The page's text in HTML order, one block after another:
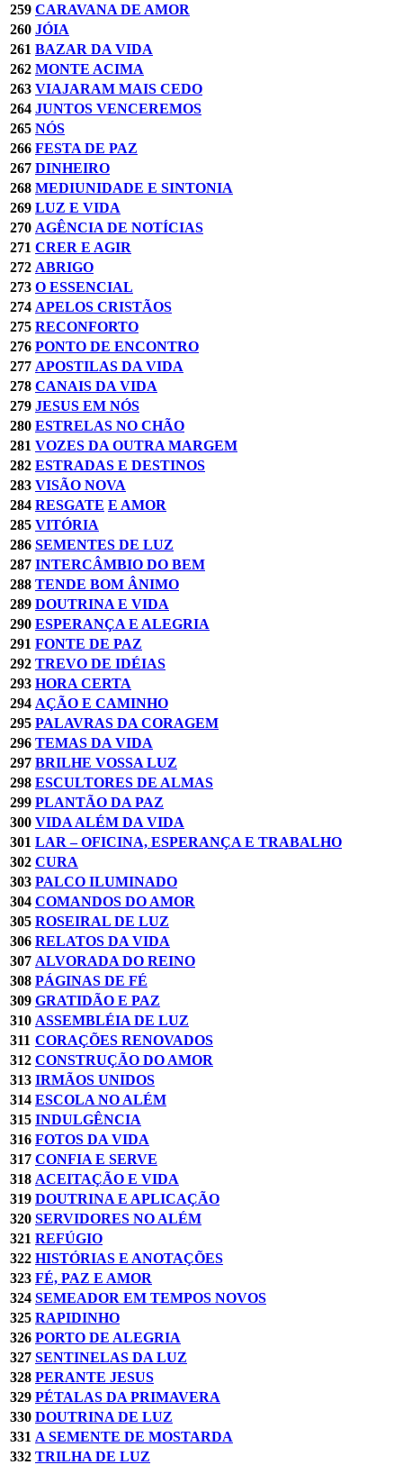
259 CARAVANA DE AMOR
260 JÓIA
261 BAZAR DA VIDA
262 MONTE ACIMA
263 VIAJARAM MAIS CEDO
264 JUNTOS VENCEREMOS
265 NÓS
266 FESTA DE PAZ
267 DINHEIRO
268 MEDIUNIDADE E SINTONIA
269 LUZ E VIDA
270 AGÊNCIA DE NOTÍCIAS
271 CRER E AGIR
272 ABRIGO
273 O ESSENCIAL
274 APELOS CRISTÃOS
275 RECONFORTO
276 PONTO DE ENCONTRO
277 APOSTILAS DA VIDA
278 CANAIS DA VIDA
279 JESUS EM NÓS
280 ESTRELAS NO CHÃO
281 VOZES DA OUTRA MARGEM
282 ESTRADAS E DESTINOS
283 VISÃO NOVA
284 RESGATE E AMOR
285 VITÓRIA
286 SEMENTES DE LUZ
287 INTERCÂMBIO DO BEM
288 TENDE BOM ÂNIMO
289 DOUTRINA E VIDA
290 ESPERANÇA E ALEGRIA
291 FONTE DE PAZ
292 TREVO DE IDÉIAS
293 HORA CERTA
294 AÇÃO E CAMINHO
295 PALAVRAS DA CORAGEM
296 TEMAS DA VIDA
297 BRILHE VOSSA LUZ
298 ESCULTORES DE ALMAS
299 PLANTÃO DA PAZ
300 VIDA ALÉM DA VIDA
301 LAR – OFICINA, ESPERANÇA E TRABALHO
302 CURA
303 PALCO ILUMINADO
304 COMANDOS DO AMOR
305 ROSEIRAL DE LUZ
306 RELATOS DA VIDA
307 ALVORADA DO REINO
308 PÁGINAS DE FÉ
309 GRATIDÃO E PAZ
310 ASSEMBLÉIA DE LUZ
311 CORAÇÕES RENOVADOS
312 CONSTRUÇÃO DO AMOR
313 IRMÃOS UNIDOS
314 ESCOLA NO ALÉM
315 INDULGÊNCIA
316 FOTOS DA VIDA
317 CONFIA E SERVE
318 ACEITAÇÃO E VIDA
319 DOUTRINA E APLICAÇÃO
320 SERVIDORES NO ALÉM
321 REFÚGIO
322 HISTÓRIAS E ANOTAÇÕES
323 FÉ, PAZ E AMOR
324 SEMEADOR EM TEMPOS NOVOS
325 RAPIDINHO
326 PORTO DE ALEGRIA
327 SENTINELAS DA LUZ
328 PERANTE JESUS
329 PÉTALAS DA PRIMAVERA
330 DOUTRINA DE LUZ
331 A SEMENTE DE MOSTARDA
332 TRILHA DE LUZ